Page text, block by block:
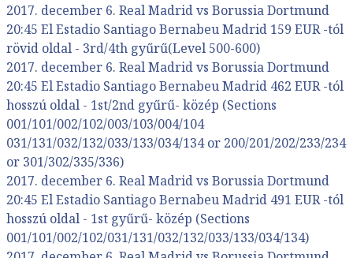
2017. december 6. Real Madrid vs Borussia Dortmund
20:45 El Estadio Santiago Bernabeu Madrid 159 EUR -tól
rövid oldal - 3rd/4th gyűrű(Level 500-600)
2017. december 6. Real Madrid vs Borussia Dortmund
20:45 El Estadio Santiago Bernabeu Madrid 462 EUR -tól
hosszú oldal - 1st/2nd gyűrű- közép (Sections
001/101/002/102/003/103/004/104
031/131/032/132/033/133/034/134 or 200/201/202/233/234
or 301/302/335/336)
2017. december 6. Real Madrid vs Borussia Dortmund
20:45 El Estadio Santiago Bernabeu Madrid 491 EUR -tól
hosszú oldal - 1st gyűrű- közép (Sections
001/101/002/102/031/131/032/132/033/133/034/134)